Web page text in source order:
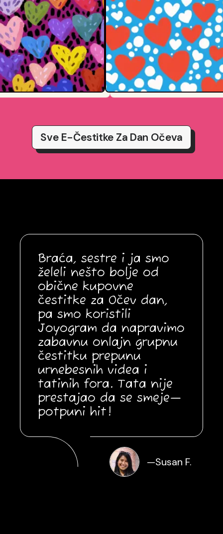
Sve E-Čestitke Za Dan Očeva
Braća, sestre i ja smo
želeli nešto bolje od
obične kupovne
čestitke za Očev dan,
pa smo koristili
Joyogram da napravimo
zabavnu onlajn grupnu
čestitku prepunu
urnebesnih videa i
tatinih fora. Tata nije
prestajao da se smeje—
potpuni hit!
—Susan F.